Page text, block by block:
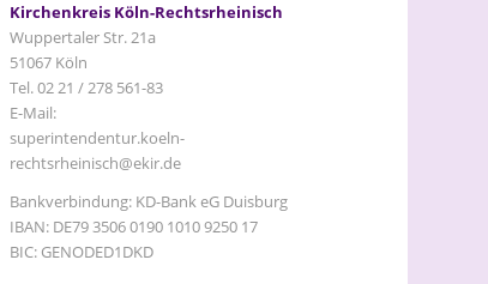
Kirchenkreis Köln-Rechtsrheinisch
Wuppertaler Str. 21a
51067 Köln
Tel. 02 21 / 278 561-83
E-Mail:
superintendentur.koeln-
rechtsrheinisch@ekir.de
Bankverbindung: KD-Bank eG Duisburg
IBAN: DE79 3506 0190 1010 9250 17
BIC: GENODED1DKD